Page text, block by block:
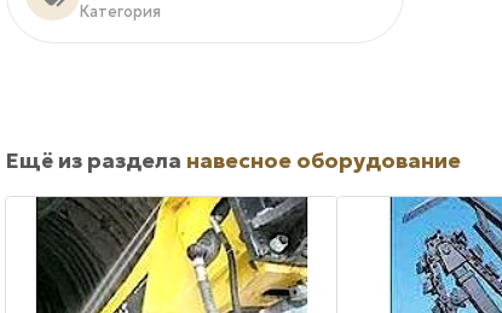
Категория
Ещё из раздела навесное оборудование